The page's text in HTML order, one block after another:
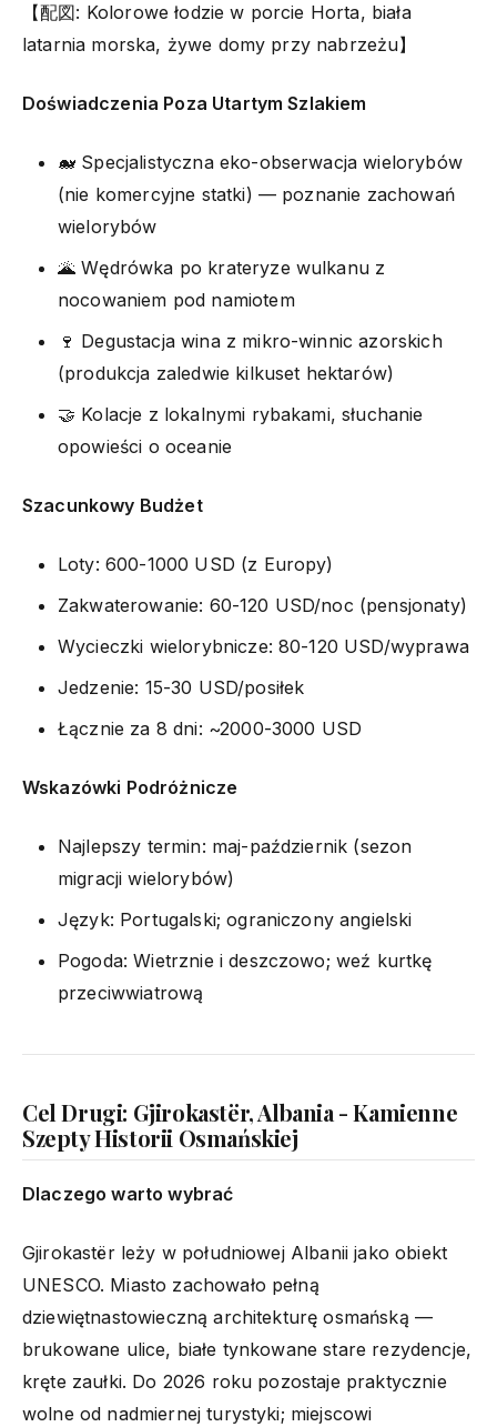
【配図: Kolorowe łodzie w porcie Horta, biała
latarnia morska, żywe domy przy nabrzeżu】
Doświadczenia Poza Utartym Szlakiem
🐋 Specjalistyczna eko-obserwacja wielorybów
(nie komercyjne statki) — poznanie zachowań
wielorybów
🌋 Wędrówka po krateryze wulkanu z
nocowaniem pod namiotem
🍷 Degustacja wina z mikro-winnic azorskich
(produkcja zaledwie kilkuset hektarów)
🤝 Kolacje z lokalnymi rybakami, słuchanie
opowieści o oceanie
Szacunkowy Budżet
Loty: 600-1000 USD (z Europy)
Zakwaterowanie: 60-120 USD/noc (pensjonaty)
Wycieczki wielorybnicze: 80-120 USD/wyprawa
Jedzenie: 15-30 USD/posiłek
Łącznie za 8 dni: ~2000-3000 USD
Wskazówki Podróżnicze
Najlepszy termin: maj-październik (sezon
migracji wielorybów)
Język: Portugalski; ograniczony angielski
Pogoda: Wietrznie i deszczowo; weź kurtkę
przeciwwiatrową
Cel Drugi: Gjirokastër, Albania - Kamienne
Szepty Historii Osmańskiej
Dlaczego warto wybrać
Gjirokastër leży w południowej Albanii jako obiekt
UNESCO. Miasto zachowało pełną
dziewiętnastowieczną architekturę osmańską —
brukowane ulice, białe tynkowane stare rezydencje,
kręte zaułki. Do 2026 roku pozostaje praktycznie
wolne od nadmiernej turystyki; miejscowi